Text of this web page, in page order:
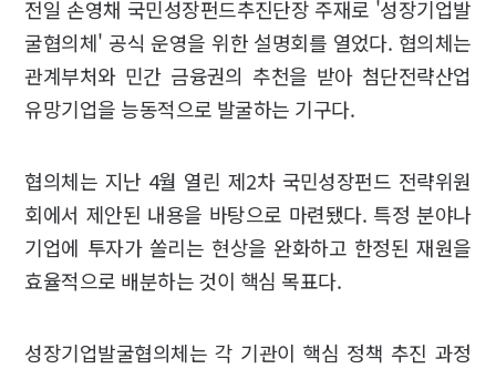
전일 손영채 국민성장펀드추진단장 주재로 '성장기업발
굴협의체' 공식 운영을 위한 설명회를 열었다. 협의체는
관계부처와 민간 금융권의 추천을 받아 첨단전략산업
유망기업을 능동적으로 발굴하는 기구다.
협의체는 지난 4월 열린 제2차 국민성장펀드 전략위원
회에서 제안된 내용을 바탕으로 마련됐다. 특정 분야나
기업에 투자가 쏠리는 현상을 완화하고 한정된 재원을
효율적으로 배분하는 것이 핵심 목표다.
성장기업발굴협의체는 각 기관이 핵심 정책 추진 과정